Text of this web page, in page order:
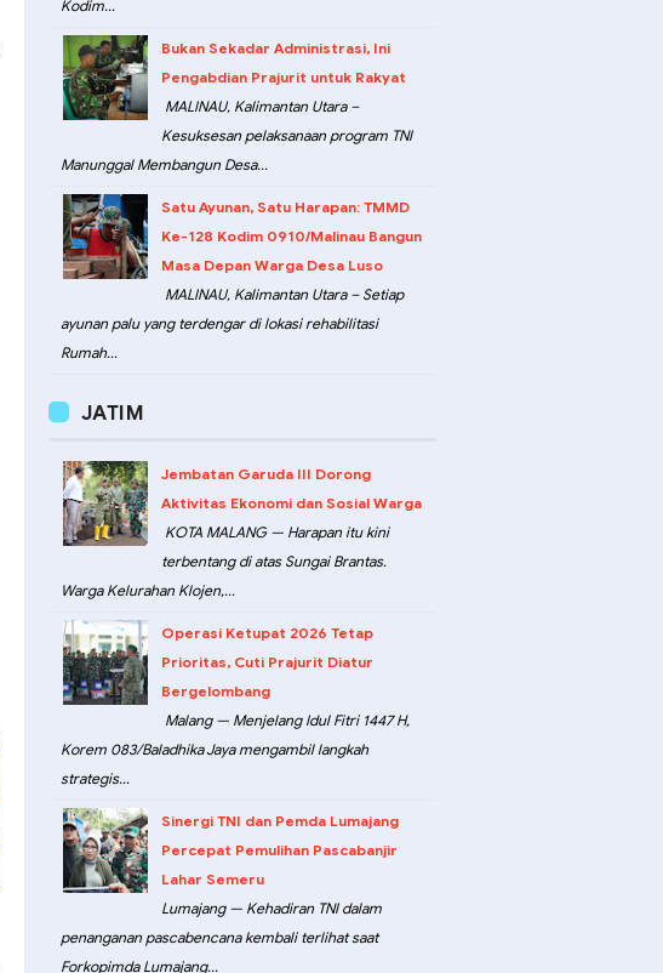
Kodim...
Bukan Sekadar Administrasi, Ini
Pengabdian Prajurit untuk Rakyat
MALINAU, Kalimantan Utara –
Kesuksesan pelaksanaan program TNI
Manunggal Membangun Desa...
Satu Ayunan, Satu Harapan: TMMD
Ke-128 Kodim 0910/Malinau Bangun
Masa Depan Warga Desa Luso
MALINAU, Kalimantan Utara – Setiap
ayunan palu yang terdengar di lokasi rehabilitasi
Rumah...
JATIM
Jembatan Garuda III Dorong
Aktivitas Ekonomi dan Sosial Warga
KOTA MALANG — Harapan itu kini
terbentang di atas Sungai Brantas.
Warga Kelurahan Klojen,...
Operasi Ketupat 2026 Tetap
Prioritas, Cuti Prajurit Diatur
Bergelombang
Malang — Menjelang Idul Fitri 1447 H,
Korem 083/Baladhika Jaya mengambil langkah
strategis...
Sinergi TNI dan Pemda Lumajang
Percepat Pemulihan Pascabanjir
Lahar Semeru
Lumajang — Kehadiran TNI dalam
penanganan pascabencana kembali terlihat saat
Forkopimda Lumajang...